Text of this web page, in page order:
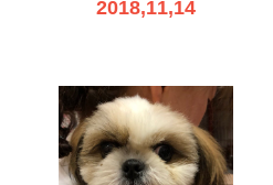
2018,11,14